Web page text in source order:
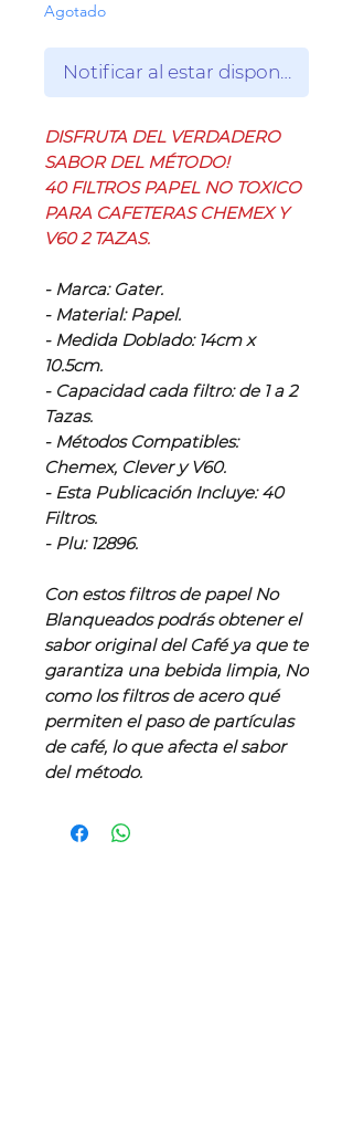
Agotado
Notificar al estar disponible
DISFRUTA DEL VERDADERO
SABOR DEL MÉTODO!
40 FILTROS PAPEL NO TOXICO
PARA CAFETERAS CHEMEX Y
V60 2 TAZAS.
- Marca: Gater.
- Material: Papel.
- Medida Doblado: 14cm x
10.5cm.
- Capacidad cada filtro: de 1 a 2
Tazas.
- Métodos Compatibles:
Chemex, Clever y V60.
- Esta Publicación Incluye: 40
Filtros.
- Plu: 12896.
Con estos filtros de papel No
Blanqueados podrás obtener el
sabor original del Café ya que te
garantiza una bebida limpia, No
como los filtros de acero qué
permiten el paso de partículas
de café, lo que afecta el sabor
del método.